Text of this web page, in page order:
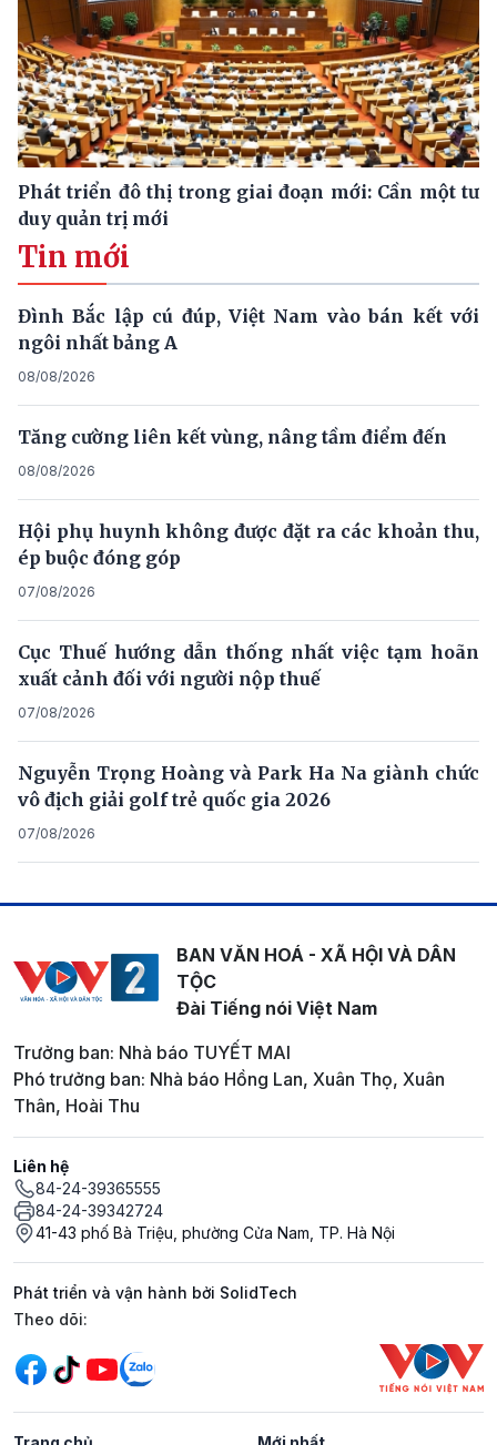
Phát triển đô thị trong giai đoạn mới: Cần một tư
duy quản trị mới
Tin mới
Đình Bắc lập cú đúp, Việt Nam vào bán kết với
ngôi nhất bảng A
08/08/2026
Tăng cường liên kết vùng, nâng tầm điểm đến
08/08/2026
Hội phụ huynh không được đặt ra các khoản thu,
ép buộc đóng góp
07/08/2026
Cục Thuế hướng dẫn thống nhất việc tạm hoãn
xuất cảnh đối với người nộp thuế
07/08/2026
Nguyễn Trọng Hoàng và Park Ha Na giành chức
vô địch giải golf trẻ quốc gia 2026
07/08/2026
BAN VĂN HOÁ - XÃ HỘI VÀ DÂN
TỘC
Đài Tiếng nói Việt Nam
Trưởng ban: Nhà báo TUYẾT MAI
Phó trưởng ban: Nhà báo Hồng Lan, Xuân Thọ, Xuân
Thân, Hoài Thu
Liên hệ
84-24-39365555
84-24-39342724
41-43 phố Bà Triệu, phường Cửa Nam, TP. Hà Nội
Phát triển và vận hành bởi SolidTech
Mạng xã hội
Theo dõi: